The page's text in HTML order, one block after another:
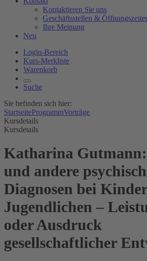
Kontaktieren Sie uns
Geschäftsstellen &
Ihre Meinung
Neu
Login-Bereich
Kurs-Merkliste
Warenkorb
Suche
Sie befinden sich hier:
StartseiteProgrammVorträge
Kursdetails
Kursdetails
Katharina
und andere
Diagnosen bei
Jugendlichen –
oder Ausdruck
gesellschaftlicher